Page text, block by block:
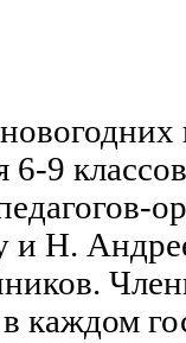
6-9
и Н.
каждом